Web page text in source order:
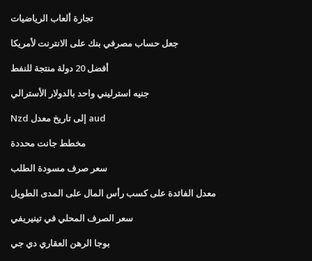
تجارة ألعاب الرياضيات
جعل حساب مصرفي بنك على الانترنت لأمريكا
أفضل 20 دولة منتجة للنفط
جنيه استرليني واحد بالدولار الأسترالي
Nzd إلى تاريخ معدل aud
مخطط جانت محددة
سعر صرف مسودة الطلب
معدل الفائدة على كسب رأس المال على المدى الطويل
سعر الصرف المحلي في تينيريفي
بوجا الرهن العقاري دي جي